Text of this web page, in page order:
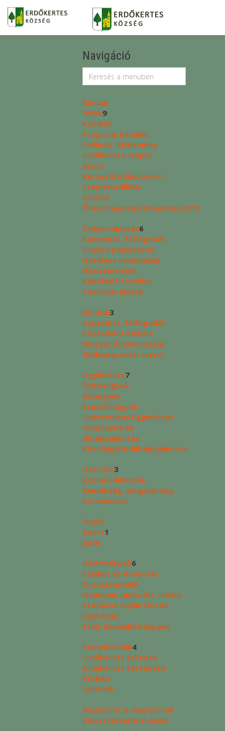
Navigáció
Címlap
Hírek9
Közélet
Program, közélet
Felhívás, közlemény
Erdőkertesi Napló
Sport
Kertes Erdőkertesért
Szemétszállítás
Galéria
Önkormányzati Választás 2019
Önkormányzat6
Kapcsolat, félfogadás
Elnyert pályázatok
Hatályos rendeletek
Hirdetmények
Képviselő testület
Testületi ülések
Hivatal3
Kapcsolat, félfogadás
Közérdekű adatok
Magyar Államkincstár
(Költségvetési szerv)
Ügyintézés7
Építésügyek
Adóügyek
Szociálisügyek
Elektronikus ügyintézés
Okmányiroda
Hibabejelentés
Közvilágítás hibabejelentés
Hasznos3
Közművállalatok
Rendőrség, polgárőrség
Koronavírus
Napló
Sport1
Judo
Intézmények6
Faluház és Könyvtár
Orvosi rendelő
Neumann János Ált. Iskola
Ki Akarok Nyílni Óvoda
Egyházak
Esély Szociális Központ
Településünk4
Erdőkertes fekvése
Erdőkertes története
Térkép
Galériák
Magoncot a magoncnak
Választási információk